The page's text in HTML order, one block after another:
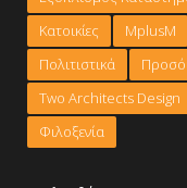
Κατοικίες
ΜplusM
Πολιτιστικά
Τwo Architects Design
Φιλοξενία